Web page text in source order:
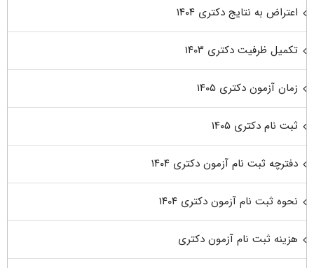
اعتراض به نتایج دکتری ۱۴۰۴
تکمیل ظرفیت دکتری ۱۴۰۳
زمان آزمون دکتری ۱۴۰۵
ثبت نام دکتری ۱۴۰۵
دفترچه ثبت نام آزمون دکتری ۱۴۰۴
نحوه ثبت نام آزمون دکتری ۱۴۰۴
هزینه ثبت نام آزمون دکتری